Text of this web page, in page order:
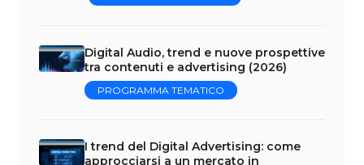
Digital Audio, trend e nuove prospettive
tra contenuti e advertising (2026)
PROGRAMMA TEMATICO
I trend del Digital Advertising: come
approcciarsi a un mercato in